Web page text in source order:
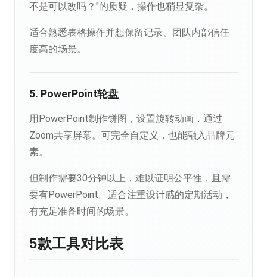
不是可以改吗？"的质疑，操作也稍显复杂。
适合熟悉表格操作并想保留记录、团队内部信任
度高的场景。
5. PowerPoint轮盘
用PowerPoint制作饼图，设置旋转动画，通过
Zoom共享屏幕。可完全自定义，也能融入品牌元
素。
但制作需要30分钟以上，难以证明公平性，且需
要有PowerPoint。适合注重设计感的定期活动，
有充足准备时间的场景。
5款工具对比表